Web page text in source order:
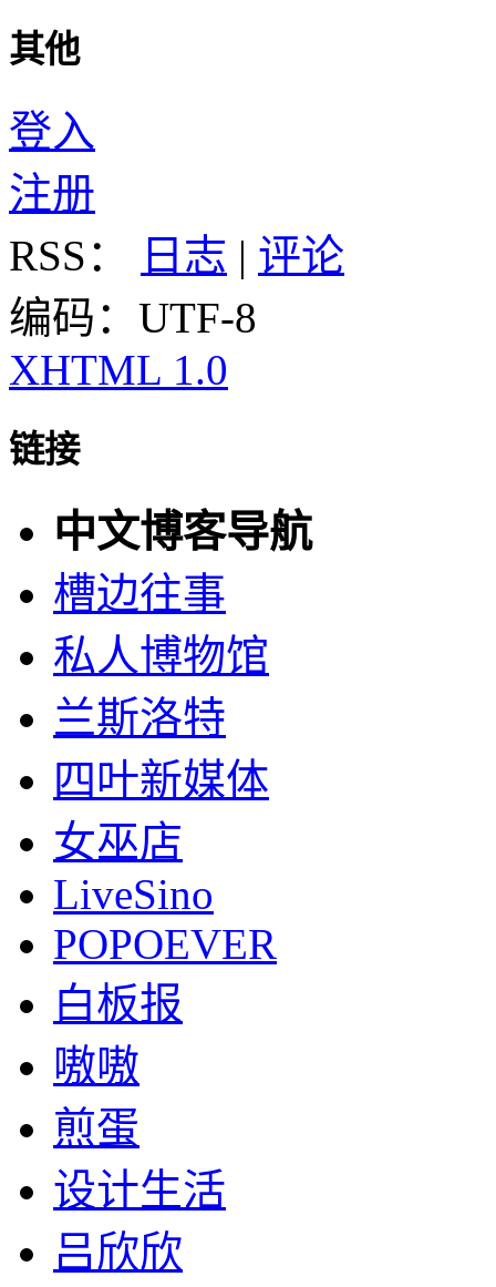
其他
登入
注册
RSS：
日志 | 评论
编码：UTF-8
XHTML 1.0
链接
中文博客导航
槽边往事
私人博物馆
兰斯洛特
四叶新媒体
女巫店
LiveSino
POPOEVER
白板报
嗷嗷
煎蛋
设计生活
吕欣欣